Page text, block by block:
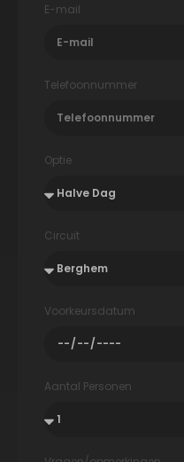
E-mail
Telefoonnummer
Optie
Circuit
Voorkeursdatum
Aantal Personen